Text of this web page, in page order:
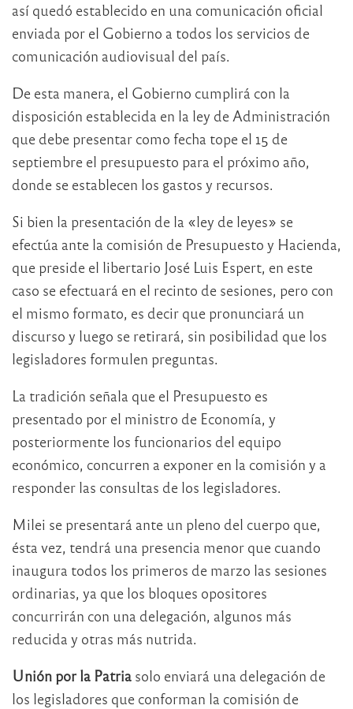
así quedó establecido en una comunicación oficial
enviada por el Gobierno a todos los servicios de
comunicación audiovisual del país.
De esta manera, el Gobierno cumplirá con la
disposición establecida en la ley de Administración
que debe presentar como fecha tope el 15 de
septiembre el presupuesto para el próximo año,
donde se establecen los gastos y recursos.
Si bien la presentación de la «ley de leyes» se
efectúa ante la comisión de Presupuesto y Hacienda,
que preside el libertario José Luis Espert, en este
caso se efectuará en el recinto de sesiones, pero con
el mismo formato, es decir que pronunciará un
discurso y luego se retirará, sin posibilidad que los
legisladores formulen preguntas.
La tradición señala que el Presupuesto es
presentado por el ministro de Economía, y
posteriormente los funcionarios del equipo
económico, concurren a exponer en la comisión y a
responder las consultas de los legisladores.
Milei se presentará ante un pleno del cuerpo que,
ésta vez, tendrá una presencia menor que cuando
inaugura todos los primeros de marzo las sesiones
ordinarias, ya que los bloques opositores
concurrirán con una delegación, algunos más
reducida y otras más nutrida.
Unión por la Patria solo enviará una delegación de
los legisladores que conforman la comisión de